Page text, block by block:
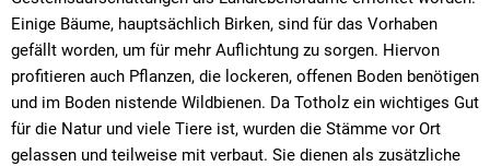
Einige Bäume, hauptsächlich Birken, sind für das Vorhaben
gefällt worden, um für mehr Auflichtung zu sorgen. Hiervon
profitieren auch Pflanzen, die lockeren, offenen Boden benötigen
und im Boden nistende Wildbienen. Da Totholz ein wichtiges Gut
für die Natur und viele Tiere ist, wurden die Stämme vor Ort
gelassen und teilweise mit verbaut. Sie dienen als zusätzliche